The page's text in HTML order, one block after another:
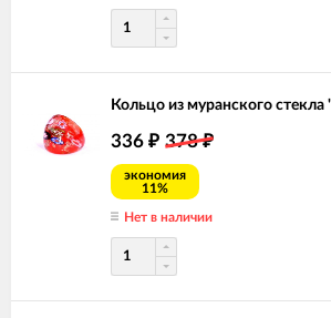
Кольцо из муранского
336 ₽ 378₽
экономия
11%
Нет в наличии